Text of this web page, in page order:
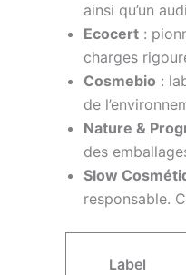
ainsi qu’un
Ecocert :
charges
Cosmebio :
de
Nature &
des
Slow
responsable.
Label